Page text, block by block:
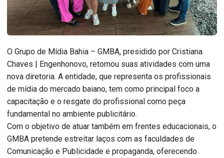
O Grupo de Mídia Bahia – GMBA, presidido por Cristiana
Chaves | Engenhonovo, retomou suas atividades com uma
nova diretoria. A entidade, que representa os profissionais
de mídia do mercado baiano, tem como principal foco a
capacitação e o resgate do profissional como peça
fundamental no ambiente publicitário.
Com o objetivo de atuar também em frentes educacionais, o
GMBA pretende estreitar laços com as faculdades de
Comunicação e Publicidade e propaganda, oferecendo